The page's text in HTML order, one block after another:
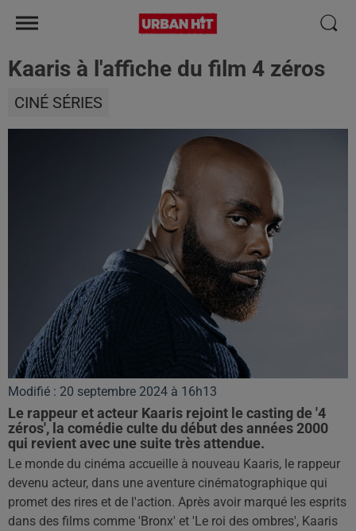
Kaaris à l'affiche du film 4 zéros
CINÉ SÉRIES
Modifié : 20 septembre 2024 à 16h13
Le rappeur et acteur Kaaris rejoint le casting de '4
zéros', la comédie culte du début des années 2000
qui revient avec une suite très attendue.
Le monde du cinéma accueille à nouveau Kaaris, le rappeur
devenu acteur, dans une aventure cinématographique qui
promet des rires et de l'action. Après avoir marqué les esprits
dans des films comme 'Bronx' et 'Le roi des ombres', Kaaris